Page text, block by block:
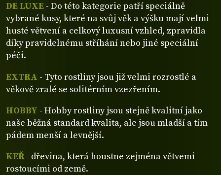
DE LUXE - Do této kategorie patří speciálně
vybrané kusy, které na svůj věk a výšku mají velmi
husté větvení a celkový luxusní vzhled, zpravidla
díky pravidelnému stříhání nebo jiné speciální
péči.
EXTRA - Tyto rostliny jsou již velmi rozrostlé a
věkově zralé se solitérním vzezřením.
HOBBY - Hobby rostliny jsou stejně kvalitní jako
naše běžná standard kvalita, ale jsou mladší a tím
pádem menší a levnější.
KEŘ- dřevina, která houstne zejména větvemi
rostoucími od země.